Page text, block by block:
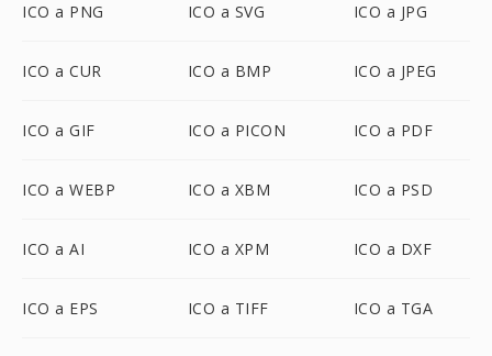
ICO a PNG ICO a SVG ICO a JPG
ICO a CUR ICO a BMP ICO a JPEG
ICO a GIF ICO a PICON ICO a PDF
ICO a WEBP ICO a XBM ICO a PSD
ICO a AI ICO a XPM ICO a DXF
ICO a EPS ICO a TIFF ICO a TGA